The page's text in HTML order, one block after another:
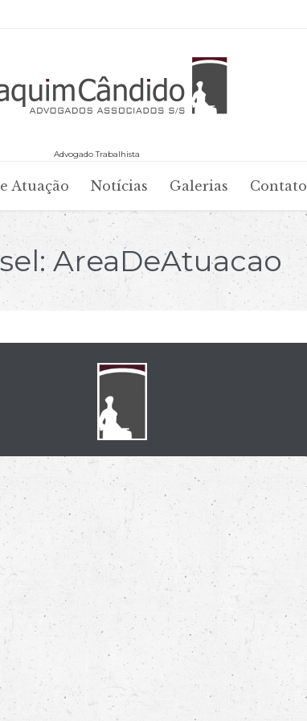
Advogado Trabalhista
to
Atuação Notícias Galerias Contato
AreaDeAtuacao